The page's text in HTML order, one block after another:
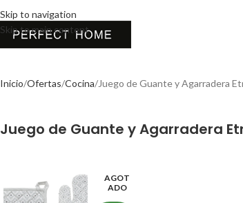
Skip to navigation
Skip to main content
Inicio Ofertas Cocina Juego de Guante y Agarradera
Juego de Guante y Agarradera
AGOT
ADO